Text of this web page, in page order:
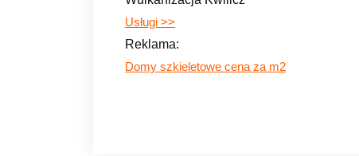
Usługi >>
Reklama:
Domy szkieletowe cena za m2